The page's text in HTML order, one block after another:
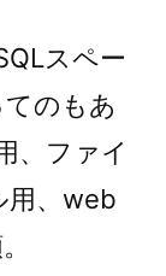
スペー
のもあ
、ファイ
用、web